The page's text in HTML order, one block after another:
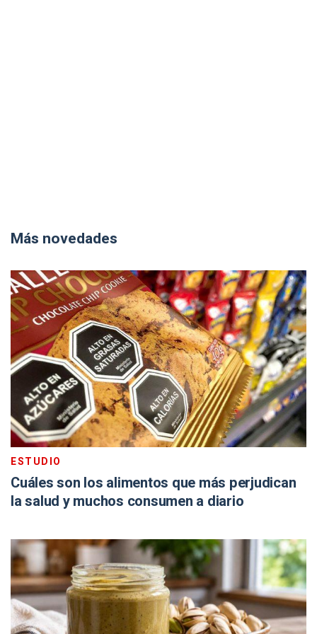
Más novedades
ESTUDIO
Cuáles son los alimentos que más perjudican
la salud y muchos consumen a diario